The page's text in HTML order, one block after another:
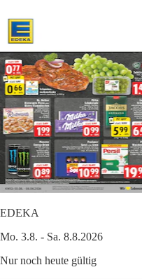
EDEKA
Mo. 3.8. - Sa. 8.8.2026
Nur noch heute gültig